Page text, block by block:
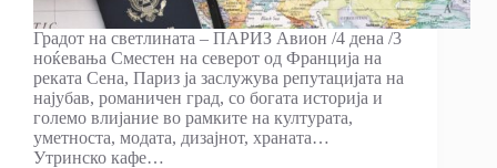
Градот на светлината – ПАРИЗ Авион /4 дена /3
ноќевања Сместен на северот од Франција на
реката Сена, Париз ја заслужува репутацијата на
најубав, романичен град, со богата историја и
големо влијание во рамките на културата,
уметноста, модата, дизајнот, храната…
Утринско кафе…